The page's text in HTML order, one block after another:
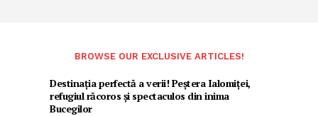
BROWSE OUR EXCLUSIVE ARTICLES!
Destinația perfectă a verii! Peștera Ialomiței,
refugiul răcoros și spectaculos din inima
Bucegilor